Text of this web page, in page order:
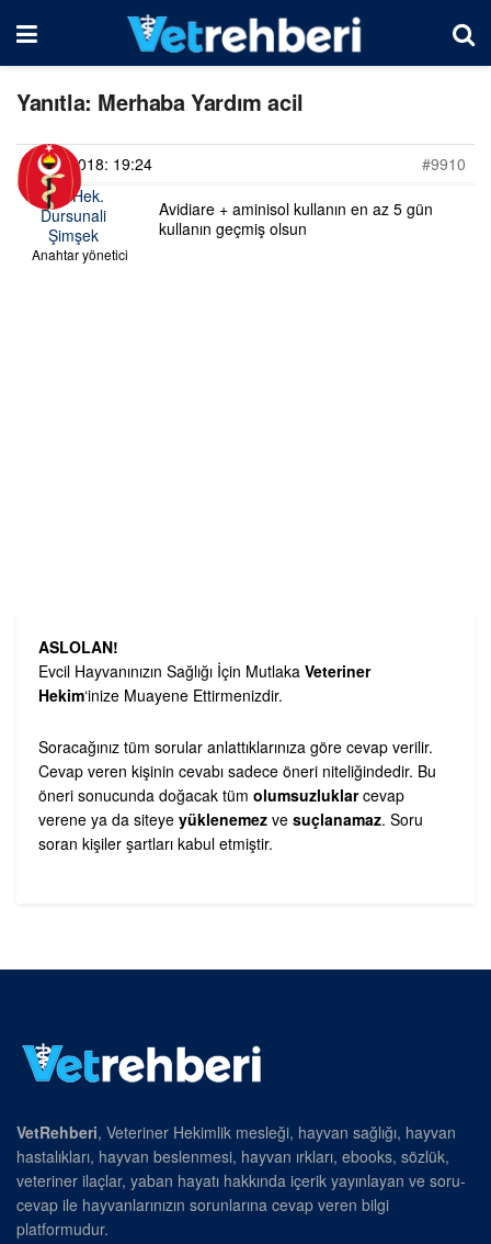
Yanıtla: Merhaba Yardım acil
16/01/2018: 19:24
#9910
Vet. Hek.
Dursunali
Şimşek
Anahtar yönetici
Avidiare + aminisol kullanın en az 5 gün
kullanın geçmiş olsun
ASLOLAN!
Evcil Hayvanınızın Sağlığı İçin Mutlaka Veteriner
Hekim‘inize Muayene Ettirmenizdir.
Soracağınız tüm sorular anlattıklarınıza göre cevap verilir.
Cevap veren kişinin cevabı sadece öneri niteliğindedir. Bu
öneri sonucunda doğacak tüm olumsuzluklarcevap
verene ya da siteye yüklenemez ve suçlanamaz. Soru
soran kişiler şartları kabul etmiştir.
VetRehberi, Veteriner Hekimlik mesleği, hayvan sağlığı, hayvan
hastalıkları, hayvan beslenmesi, hayvan ırkları, ebooks, sözlük,
veteriner ilaçlar, yaban hayatı hakkında içerik yayınlayan ve soru-
cevap ile hayvanlarınızın sorunlarına cevap veren bilgi
platformudur.